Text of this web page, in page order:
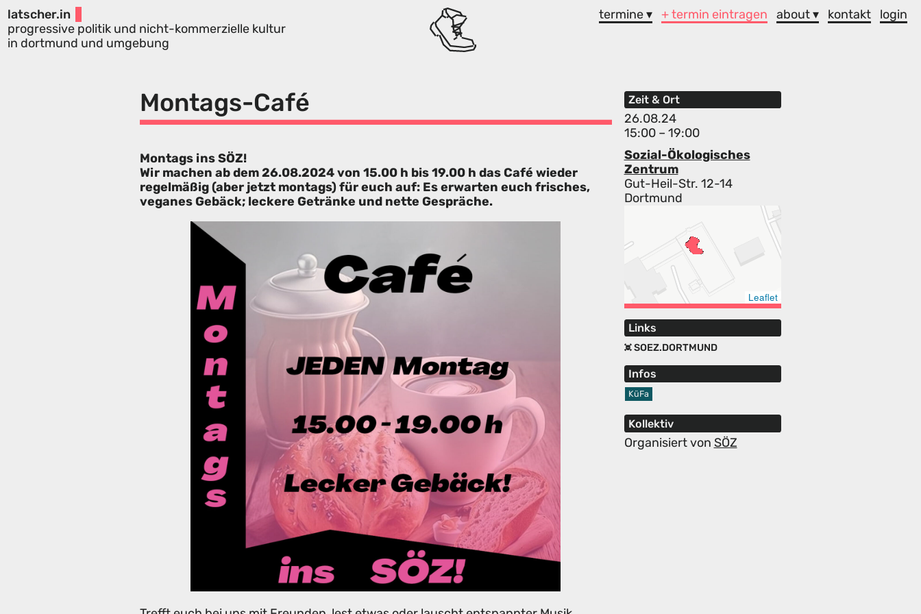
latscher.in
progressive politik und nicht-kommerzielle kultur
in dortmund und umgebung
termine ▾ + termin eintragen about ▾ kontakt login
Montags-Café Zeit & Ort
26.08.24
15:00 – 19:00
Sozial-Ökologisches
Zentrum
Gut-Heil-Str. 12-14
Dortmund
Leaflet
Links
SOEZ.DORTMUND
Infos
KüFa
Kollektiv
Organisiert von SÖZ
Montags ins SÖZ!
Wir machen ab dem 26.08.2024 von 15.00 h bis 19.00 h das Café wieder
regelmäßig (aber jetzt montags) für euch auf: Es erwarten euch frisches,
veganes Gebäck; leckere Getränke und nette Gespräche.